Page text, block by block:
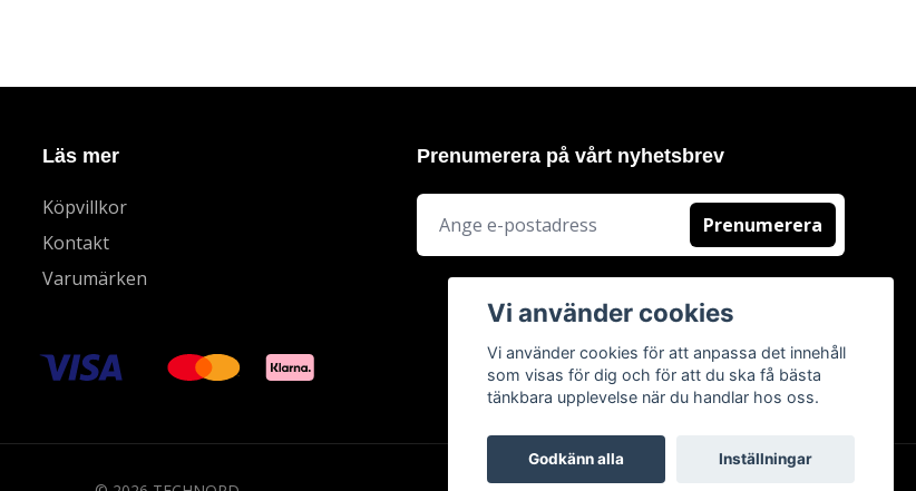
Läs mer
Köpvillkor
Kontakt
Varumärken
Prenumerera på vårt nyhetsbrev
Prenumerera
Vi använder cookies
Vi använder cookies för att anpassa det innehåll
som visas för dig och för att du ska få bästa
tänkbara upplevelse när du handlar hos oss.
Godkänn alla Inställningar